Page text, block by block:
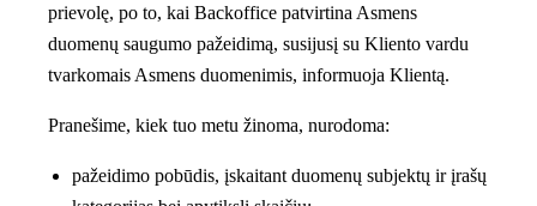
prievolę, po to, kai Backoffice patvirtina Asmens
duomenų saugumo pažeidimą, susijusį su Kliento vardu
tvarkomais Asmens duomenimis, informuoja Klientą.
Pranešime, kiek tuo metu žinoma, nurodoma:
pažeidimo pobūdis, įskaitant duomenų subjektų ir įrašų